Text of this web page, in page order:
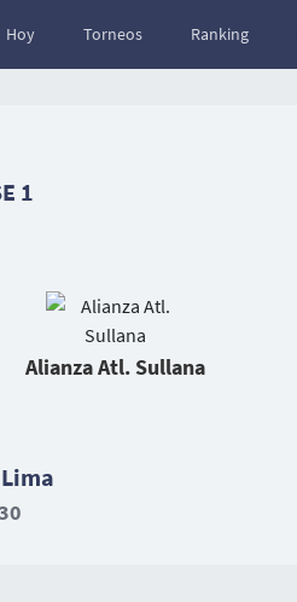
Hoy Torneos Ranking
1
Alianza Atl. Sullana